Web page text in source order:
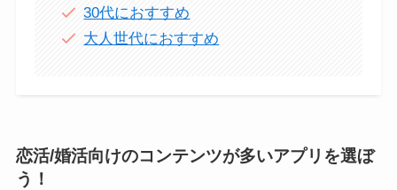
30代におすすめ
大人世代におすすめ
恋活/婚活向けのコンテンツが多いアプリを選ぼ
う！